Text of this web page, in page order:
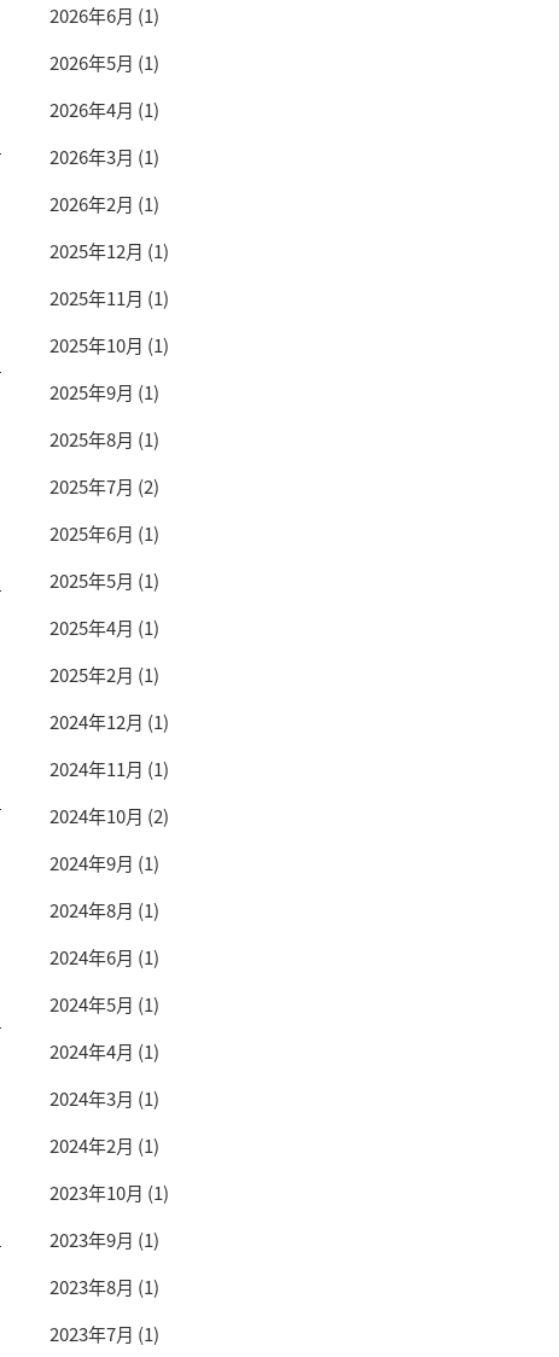
2026年6月 (1)
2026年5月 (1)
2026年4月 (1)
2026年3月 (1)
2026年2月 (1)
2025年12月 (1)
2025年11月 (1)
2025年10月 (1)
2025年9月 (1)
2025年8月 (1)
2025年7月 (2)
2025年6月 (1)
2025年5月 (1)
2025年4月 (1)
2025年2月 (1)
2024年12月 (1)
2024年11月 (1)
2024年10月 (2)
2024年9月 (1)
2024年8月 (1)
2024年6月 (1)
2024年5月 (1)
2024年4月 (1)
2024年3月 (1)
2024年2月 (1)
2023年10月 (1)
2023年9月 (1)
2023年8月 (1)
2023年7月 (1)